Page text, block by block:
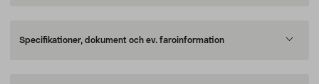
Specifikationer, dokument och ev. faroinformation